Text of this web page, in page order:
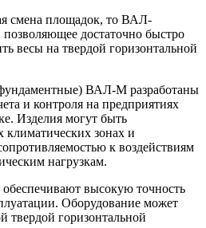
смена площадок, то ВАЛ-
достаточно быстро
весы на твердой горизонтальной
ВАЛ-М разработаны
и контроля на предприятиях
Изделия могут быть
климатических зонах и
к воздействиям
нагрузкам.
высокую точность
Оборудование может
твердой горизонтальной